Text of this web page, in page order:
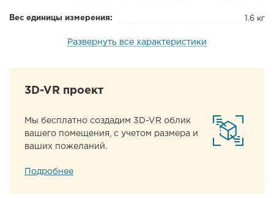
Вес единицы измерения: 1.6 кг
Развернуть все характеристики
3D-VR проект
Мы бесплатно создадим 3D-VR облик
вашего помещения, с учетом размера и
ваших пожеланий.
Подробнее